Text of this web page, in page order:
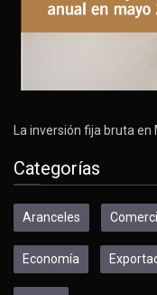
La inversión fija bruta en
Categorías
Aranceles
Economía